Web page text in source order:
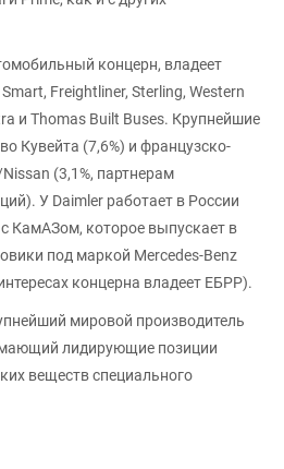
концерн, владеет
Freightliner, Sterling, Western
и Thomas Built Buses. Крупнейшие
Кувейта (7,6%) и французско-
(3,1%, партнерам
У Daimler работает в России
КамАЗом, которое выпускает в
под маркой Mercedes-Benz
концерна владеет ЕБРР).
мировой производитель
лидирующие позиции
веществ специального